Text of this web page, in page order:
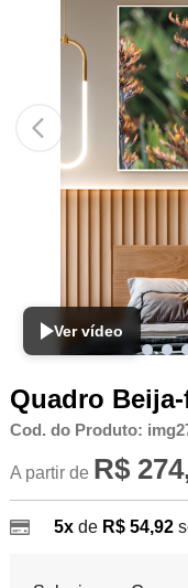
Ver vídeo
Quadro
Cod. do Produto:
A partir de R$
5xde R$ 54,92